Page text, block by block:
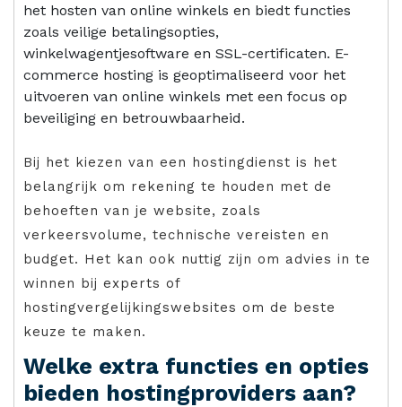
het hosten van online winkels en biedt functies
zoals veilige betalingsopties,
winkelwagentjesoftware en SSL-certificaten. E-
commerce hosting is geoptimaliseerd voor het
uitvoeren van online winkels met een focus op
beveiliging en betrouwbaarheid.
Bij het kiezen van een hostingdienst is het
belangrijk om rekening te houden met de
behoeften van je website, zoals
verkeersvolume, technische vereisten en
budget. Het kan ook nuttig zijn om advies in te
winnen bij experts of
hostingvergelijkingswebsites om de beste
keuze te maken.
Welke extra functies en opties
bieden hostingproviders aan?